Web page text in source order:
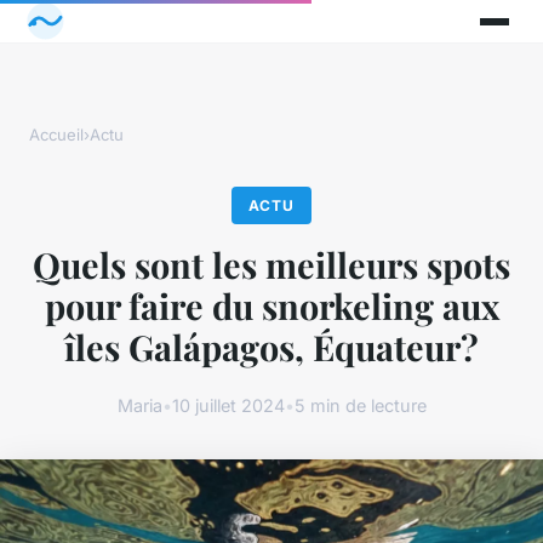
Accueil›Actu
ACTU
Quels sont les meilleurs spots
pour faire du snorkeling aux
îles Galápagos, Équateur?
Maria•10 juillet 2024•5 min de lecture